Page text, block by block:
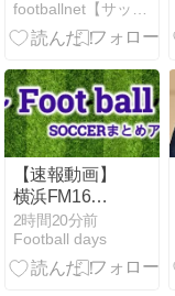
しいレベ
ル」“停滞”す
韓国メディア
が酷評…
【速報動画】
横浜FM16才
三井寺眞、鹿
島戦7分いき
なりゴール！
2時間20分前
Football days